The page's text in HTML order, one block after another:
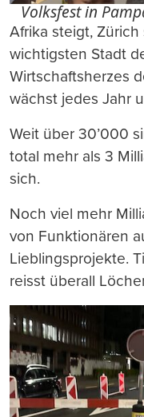
Volksfest in
Afrika steigt,
wichtigsten Stadt
Wirtschaftsherzes
wächst jedes Jahr
Weit über 30’000
total mehr als 3
sich.
Noch viel mehr
von Funktionären
Lieblingsprojekte.
reisst überall